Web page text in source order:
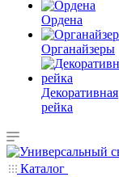
Ордена
Органайзеры
Декоративная
рейка
Каталог